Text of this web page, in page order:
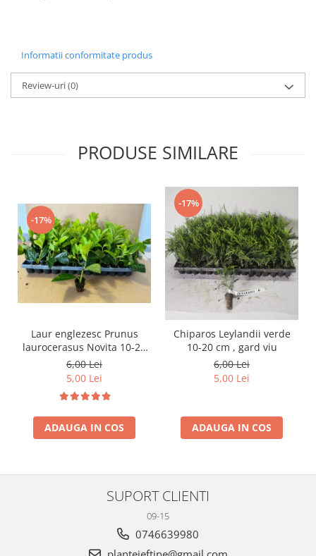
Informatii conformitate produs
Review-uri(0)
PRODUSE SIMILARE
-17%
Laur englezesc Prunus
laurocerasus Novita 10-20
cm
6,00 Lei
5,00 Lei
ADAUGA IN COS
-17%
Chiparos Leylandii verde
10-20 cm , gard viu
6,00 Lei
5,00 Lei
ADAUGA IN COS
SUPORT CLIENTI
09-15
0746639980